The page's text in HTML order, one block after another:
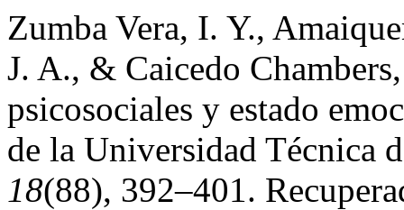
Zumba Vera, I. Y.,
J. A., & Caicedo
psicosociales y estado
de la Universidad Técnica
18(88), 392–401.